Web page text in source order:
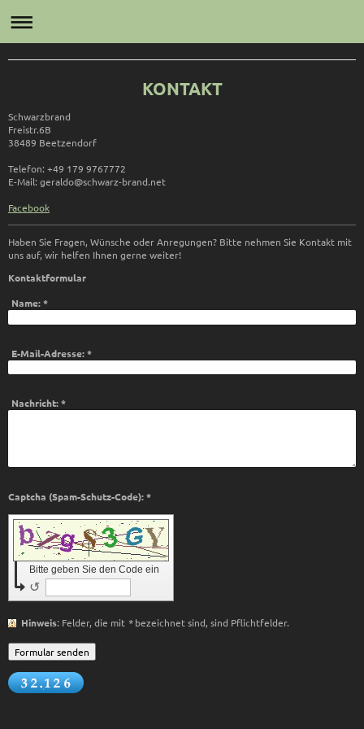
KONTAKT
Schwarzbrand
Freistr.6B
38489 Beetzendorf
Telefon: +49 179 9767772
E-Mail: geraldo@schwarz-brand.net
Facebook
Haben Sie Fragen, Wünsche oder Anregungen? Bitte nehmen Sie Kontakt mit
uns auf, wir helfen Ihnen gerne weiter!
Kontaktformular
Name:*
E-Mail-Adresse:*
Nachricht:*
Captcha (Spam-Schutz-Code): *
Bitte geben Sie den Code ein
↺
Hinweis : Felder, die mit *bezeichnet sind, sind Pflichtfelder.